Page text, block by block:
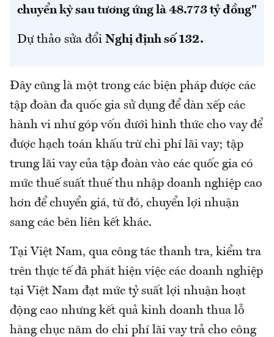
chuyển kỳ sau tương ứng là 48.773 tỷ đồng"
Dự thảo sửa đổi Nghị định số 132.
Đây cũng là một trong các biện pháp được các
tập đoàn đa quốc gia sử dụng để dàn xếp các
hành vi như góp vốn dưới hình thức cho vay để
được hạch toán khấu trừ chi phí lãi vay; tập
trung lãi vay của tập đoàn vào các quốc gia có
mức thuế suất thuế thu nhập doanh nghiệp cao
hơn để chuyển giá, từ đó, chuyển lợi nhuận
sang các bên liên kết khác.
Tại Việt Nam, qua công tác thanh tra, kiểm tra
trên thực tế đã phát hiện việc các doanh nghiệp
tại Việt Nam đạt mức tỷ suất lợi nhuận hoạt
động cao nhưng kết quả kinh doanh thua lỗ
hàng chục năm do chi phí lãi vay trả cho công